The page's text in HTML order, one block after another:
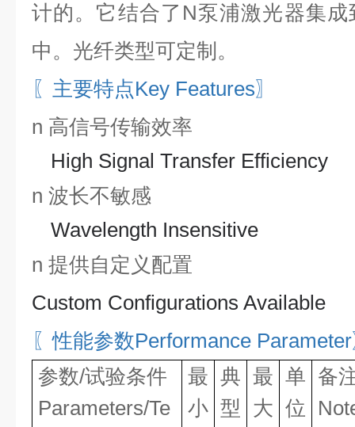
计的。它结合了N泵浦激光器集
中。光纤类型可定制。
〖主要特点Key Features〗
n 高信号传输效率
High Signal Transfer Efficiency
n 波长不敏感
Wavelength Insensitive
n 提供自定义配置
Custom Configurations Available
〖性能参数Performance
参数/试验条件
Parameters/Te
最
小
典
型
最
大
单
位
备